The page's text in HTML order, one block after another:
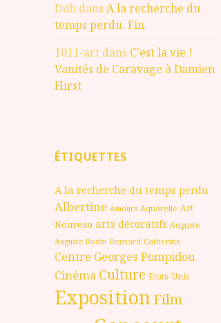
Dub dansA la recherche du
temps perdu. Fin.
1011-art dans C'est la vie !
Vanités de Caravage à Damien
Hirst
ÉTIQUETTES
A la recherche du temps perdu
Albertine Amours Aquarelle Art
Nouveau arts décoratifs Auguste
Auguste Rodin Bernard Catherine
Centre Georges Pompidou
Cinéma Culture Etats-Unis
ExpositionFilm